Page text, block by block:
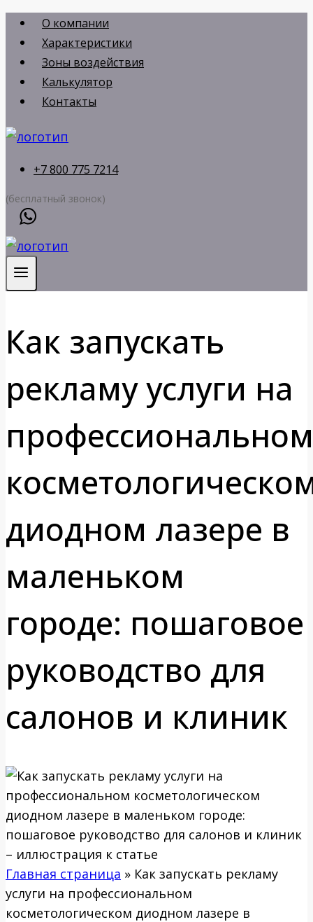
Перейти
содержимому
О компании
Характеристики
Зоны воздействия
Калькулятор
Контакты
+7 800 775 7214
(бесплатный звонок)
Как запускать
рекламу услуги на
профессиональном
диодном лазере в
маленьком
городе: пошаговое
руководство для
салонов и клиник
Главная страница » Как запускать рекламу
услуги на профессиональном
косметологическом диодном лазере в